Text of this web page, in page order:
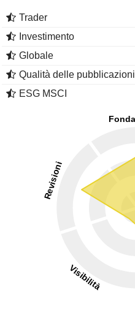
Trader
Investimento
Globale
Qualità delle pubblicazioni
ESG MSCI